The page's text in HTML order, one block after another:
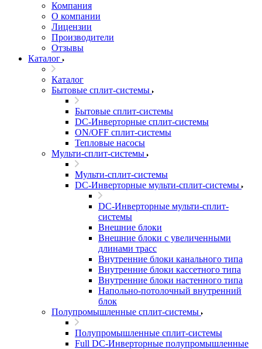
Компания
О компании
Лицензии
Производители
Отзывы
Каталог
Каталог
Бытовые сплит-системы
Бытовые сплит-системы
DC-Инверторные сплит-системы
ON/OFF сплит-системы
Тепловые насосы
Мульти-сплит-системы
Мульти-сплит-системы
DC-Инверторные мульти-сплит-системы
DC-Инверторные мульти-сплит-
системы
Внешние блоки
Внешние блоки с увеличенными
длинами трасс
Внутренние блоки канального типа
Внутренние блоки кассетного типа
Внутренние блоки настенного типа
Напольно-потолочный внутренний
блок
Полупромышленные сплит-системы
Полупромышленные сплит-системы
Full DC-Инверторные полупромышленные